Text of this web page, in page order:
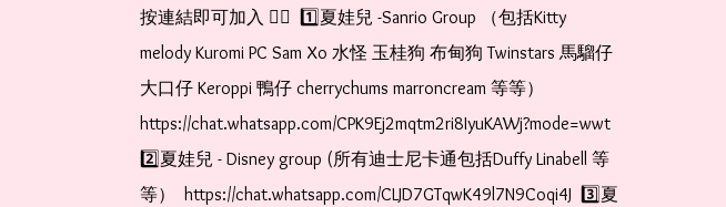
按連結即可加入 👇🏻  1️⃣夏娃兒 -Sanrio Group （包括Kitty
melody Kuromi PC Sam Xo 水怪 玉桂狗 布甸狗 Twinstars 馬騮仔
大口仔 Keroppi 鴨仔 cherrychums marroncream 等等）
https://chat.whatsapp.com/CPK9Ej2mqtm2ri8IyuKAWj?mode=wwt
2️⃣夏娃兒 - Disney group (所有迪士尼卡通包括Duffy Linabell 等
等）  https://chat.whatsapp.com/CLJD7GTqwK49l7N9Coqi4J  3️⃣夏